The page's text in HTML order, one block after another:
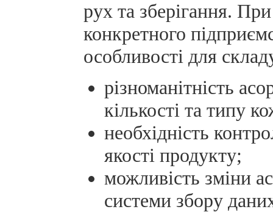
рух та зберігання.
конкретного
особливості для
різноманітність
кількості та типу
необхідність
якості продукту;
можливість зміни
системи збору